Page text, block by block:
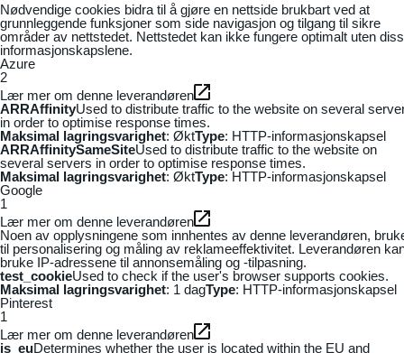
Nødvendige cookies bidra til å gjøre en nettside brukbart ved at
grunnleggende funksjoner som side navigasjon og tilgang til sikre
områder av nettstedet. Nettstedet kan ikke fungere optimalt uten
informasjonskapslene.
Azure
2
Lær mer om denne leverandøren
ARRAffinityUsed to distribute traffic to the website on several
in order to optimise response times.
Maksimal lagringsvarighet: ØktType: HTTP-informasjonskapsel
ARRAffinitySameSiteUsed to distribute traffic to the website on
several servers in order to optimise response times.
Maksimal lagringsvarighet: ØktType: HTTP-informasjonskapsel
Google
1
Lær mer om denne leverandøren
Noen av opplysningene som innhentes av denne leverandøren,
til personalisering og måling av reklameeffektivitet. Leverandøren
bruke IP-adressene til annonsemåling og -tilpasning.
test_cookieUsed to check if the user's browser supports cookies.
Maksimal lagringsvarighet: 1 dagType: HTTP-informasjonskapsel
Pinterest
1
Lær mer om denne leverandøren
is_euDetermines whether the user is located within the EU and